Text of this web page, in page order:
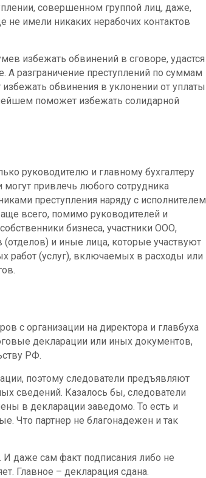
совершенном группой лиц, даже,
имели никаких нерабочих контактов
избежать обвинений в сговоре, удастся
А разграничение преступлений по суммам
обвинения в уклонении от уплаты
поможет избежать солидарной
руководителю и главному бухгалтеру
могут привлечь любого сотрудника
преступления наряду с исполнителем
всего, помимо руководителей и
бизнеса, участники ООО,
и иные лица, которые участвуют
работ (услуг), включаемых в расходы или
с организации на директора и главбуха
декларации или иных документов,
РФ.
поэтому следователи предъявляют
сведений. Казалось бы, следователи
в декларации заведомо. То есть и
Что партнер не благонадежен и так
И даже сам факт подписания либо не
Главное – декларация сдана.